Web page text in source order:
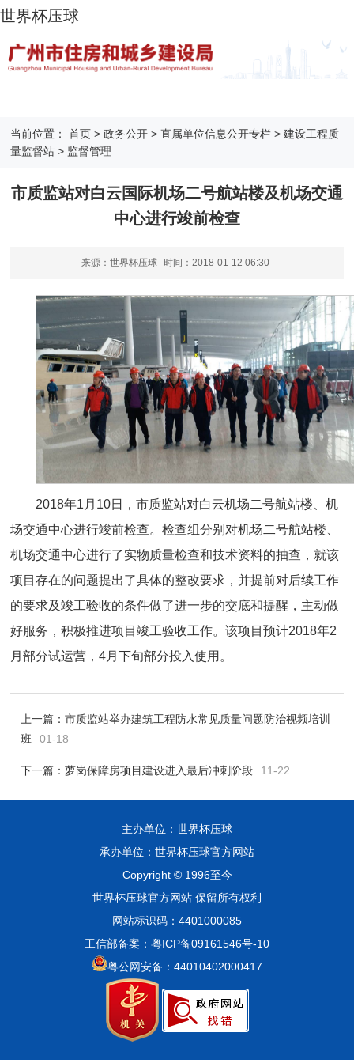
世界杯压球
当前位置： 首页 >政务公开 >直属单位信息公开专栏 >建设工程质
量监督站 > 监督管理
市质监站对白云国际机场二号航站楼及机场交通
中心进行竣前检查
来源：世界杯压球 时间： 2018-01-12 06:30
2018年1月10日，市质监站对白云机场二号航站楼、机
场交通中心进行竣前检查。检查组分别对机场二号航站楼、
机场交通中心进行了实物质量检查和技术资料的抽查，就该
项目存在的问题提出了具体的整改要求，并提前对后续工作
的要求及竣工验收的条件做了进一步的交底和提醒，主动做
好服务，积极推进项目竣工验收工作。该项目预计2018年2
月部分试运营，4月下旬部分投入使用。
上一篇：市质监站举办建筑工程防水常见质量问题防治视频培训
班
01-18
下一篇：萝岗保障房项目建设进入最后冲刺阶段 11-22
主办单位：世界杯压球
承办单位：世界杯压球官方网站
Copyright © 1996至今
世界杯压球官方网站 保留所有权利
网站标识码：4401000085
工信部备案：粤ICP备09161546号-10
粤公网安备：44010402000417